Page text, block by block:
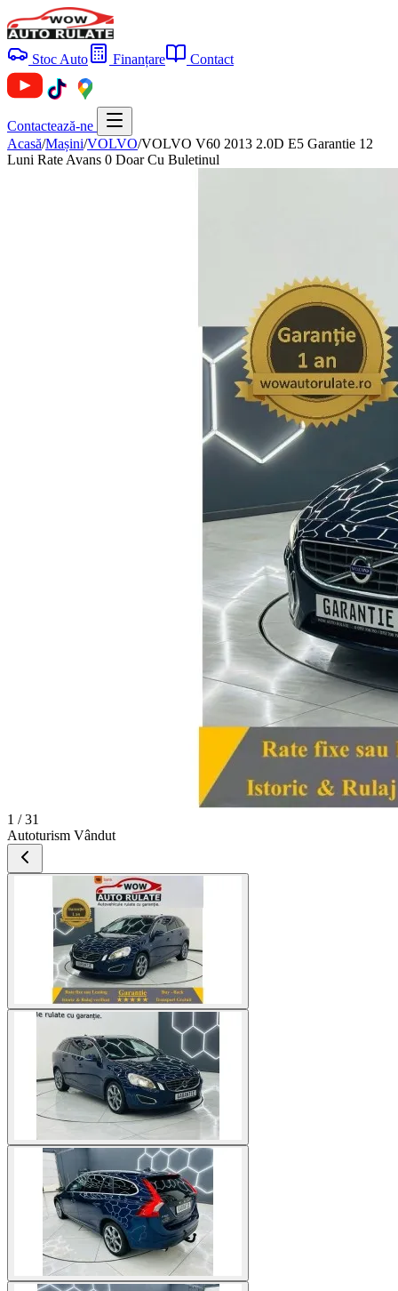
Stoc Auto Finanțare Contact
Contactează-ne
Acasă/Mașini/VOLVO/VOLVO V60 2013 2.0D E5 Garantie 12
Luni Rate Avans 0 Doar Cu Buletinul
1 / 31
Autoturism Vândut